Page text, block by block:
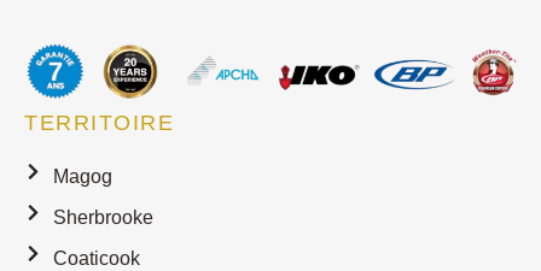
TERRITOIRE
Magog
Sherbrooke
Coaticook